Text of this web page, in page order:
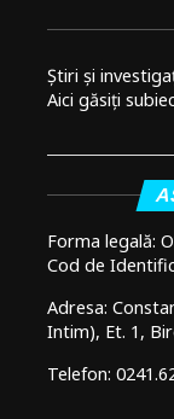
Știri și
Aici găsiți
Forma legală:
Cod de
Adresa:
Intim), Et. 1,
Telefon: